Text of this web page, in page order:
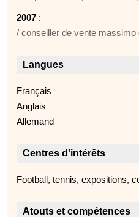
2007 :
/ conseiller de vente massimo
Langues
Français
Anglais
Allemand
Centres d'intérêts
Football, tennis, expositions,
Atouts et compétences